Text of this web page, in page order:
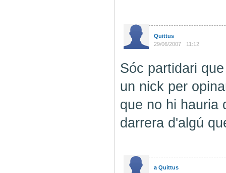
Quittus
29/06/2007
11:12
Sóc partidari
un nick per
que no hi hauria
darrera d'algú
a Quittus